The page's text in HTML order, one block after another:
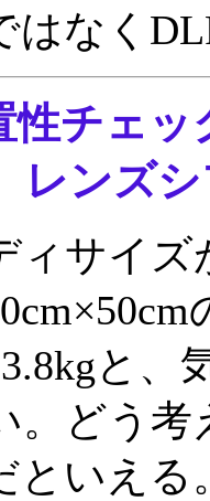
はなく
性チェッ
レンズ
サイズ
と、
。どう考
といえる。